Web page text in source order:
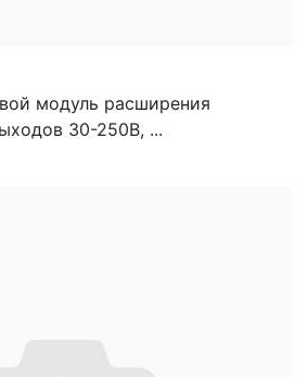
модуль расширения
30-250В, ...